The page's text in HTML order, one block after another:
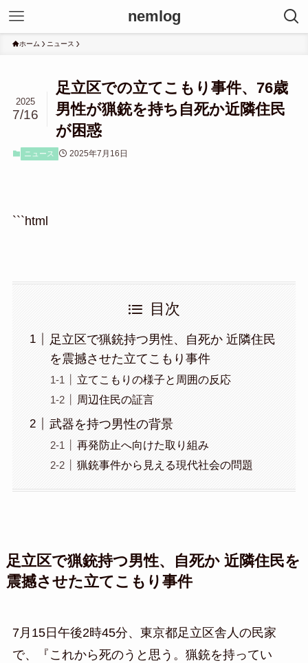
nemlog
ホーム ニュース
足立区での立てこもり事件、76歳
男性が猟銃を持ち自死か近隣住民
が困惑
2025
7/16
ニュース 2025年7月16日
```html
目次
足立区で猟銃持つ男性、自死か 近隣住民
を震撼させた立てこもり事件
立てこもりの様子と周囲の反応
周辺住民の証言
武器を持つ男性の背景
再発防止へ向けた取り組み
猟銃事件から見える現代社会の問題
足立区で猟銃持つ男性、自死か 近隣住民を
震撼させた立てこもり事件
7月15日午後2時45分、東京都足立区舎人の民家
で、『これから死のうと思う。猟銃を持ってい